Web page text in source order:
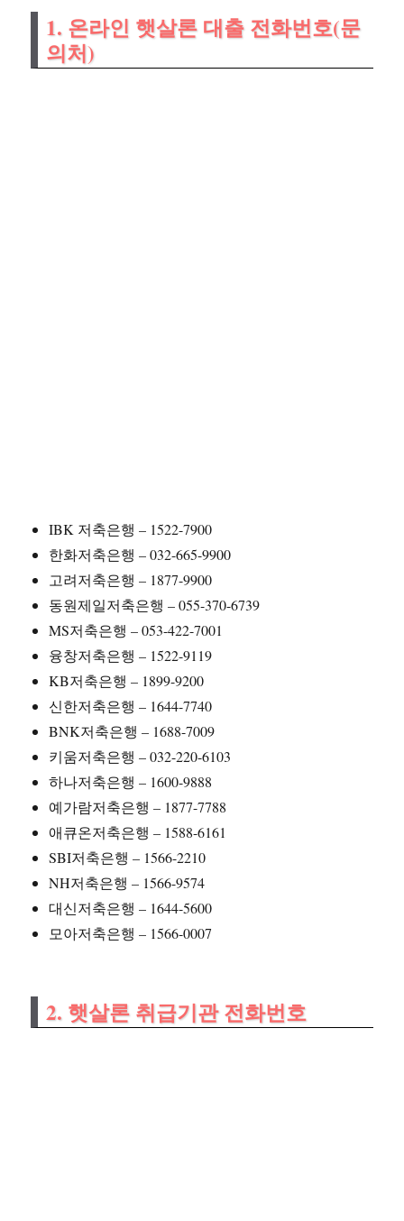
1. 온라인 햇살론 대출 전화번호(문
의처)
IBK 저축은행 – 1522-7900
한화저축은행 – 032-665-9900
고려저축은행 – 1877-9900
동원제일저축은행 – 055-370-6739
MS저축은행 – 053-422-7001
융창저축은행 – 1522-9119
KB저축은행 – 1899-9200
신한저축은행 – 1644-7740
BNK저축은행 – 1688-7009
키움저축은행 – 032-220-6103
하나저축은행 – 1600-9888
예가람저축은행 – 1877-7788
애큐온저축은행 – 1588-6161
SBI저축은행 – 1566-2210
NH저축은행 – 1566-9574
대신저축은행 – 1644-5600
모아저축은행 – 1566-0007
2. 햇살론 취급기관 전화번호